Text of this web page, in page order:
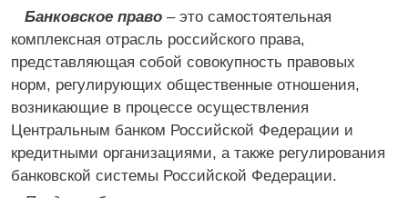
Банковское право – это самостоятельная
комплексная отрасль российского права,
представляющая собой совокупность правовых
норм, регулирующих общественные отношения,
возникающие в процессе осуществления
Центральным банком Российской Федерации и
кредитными организациями, а также регулирования
банковской системы Российской Федерации.